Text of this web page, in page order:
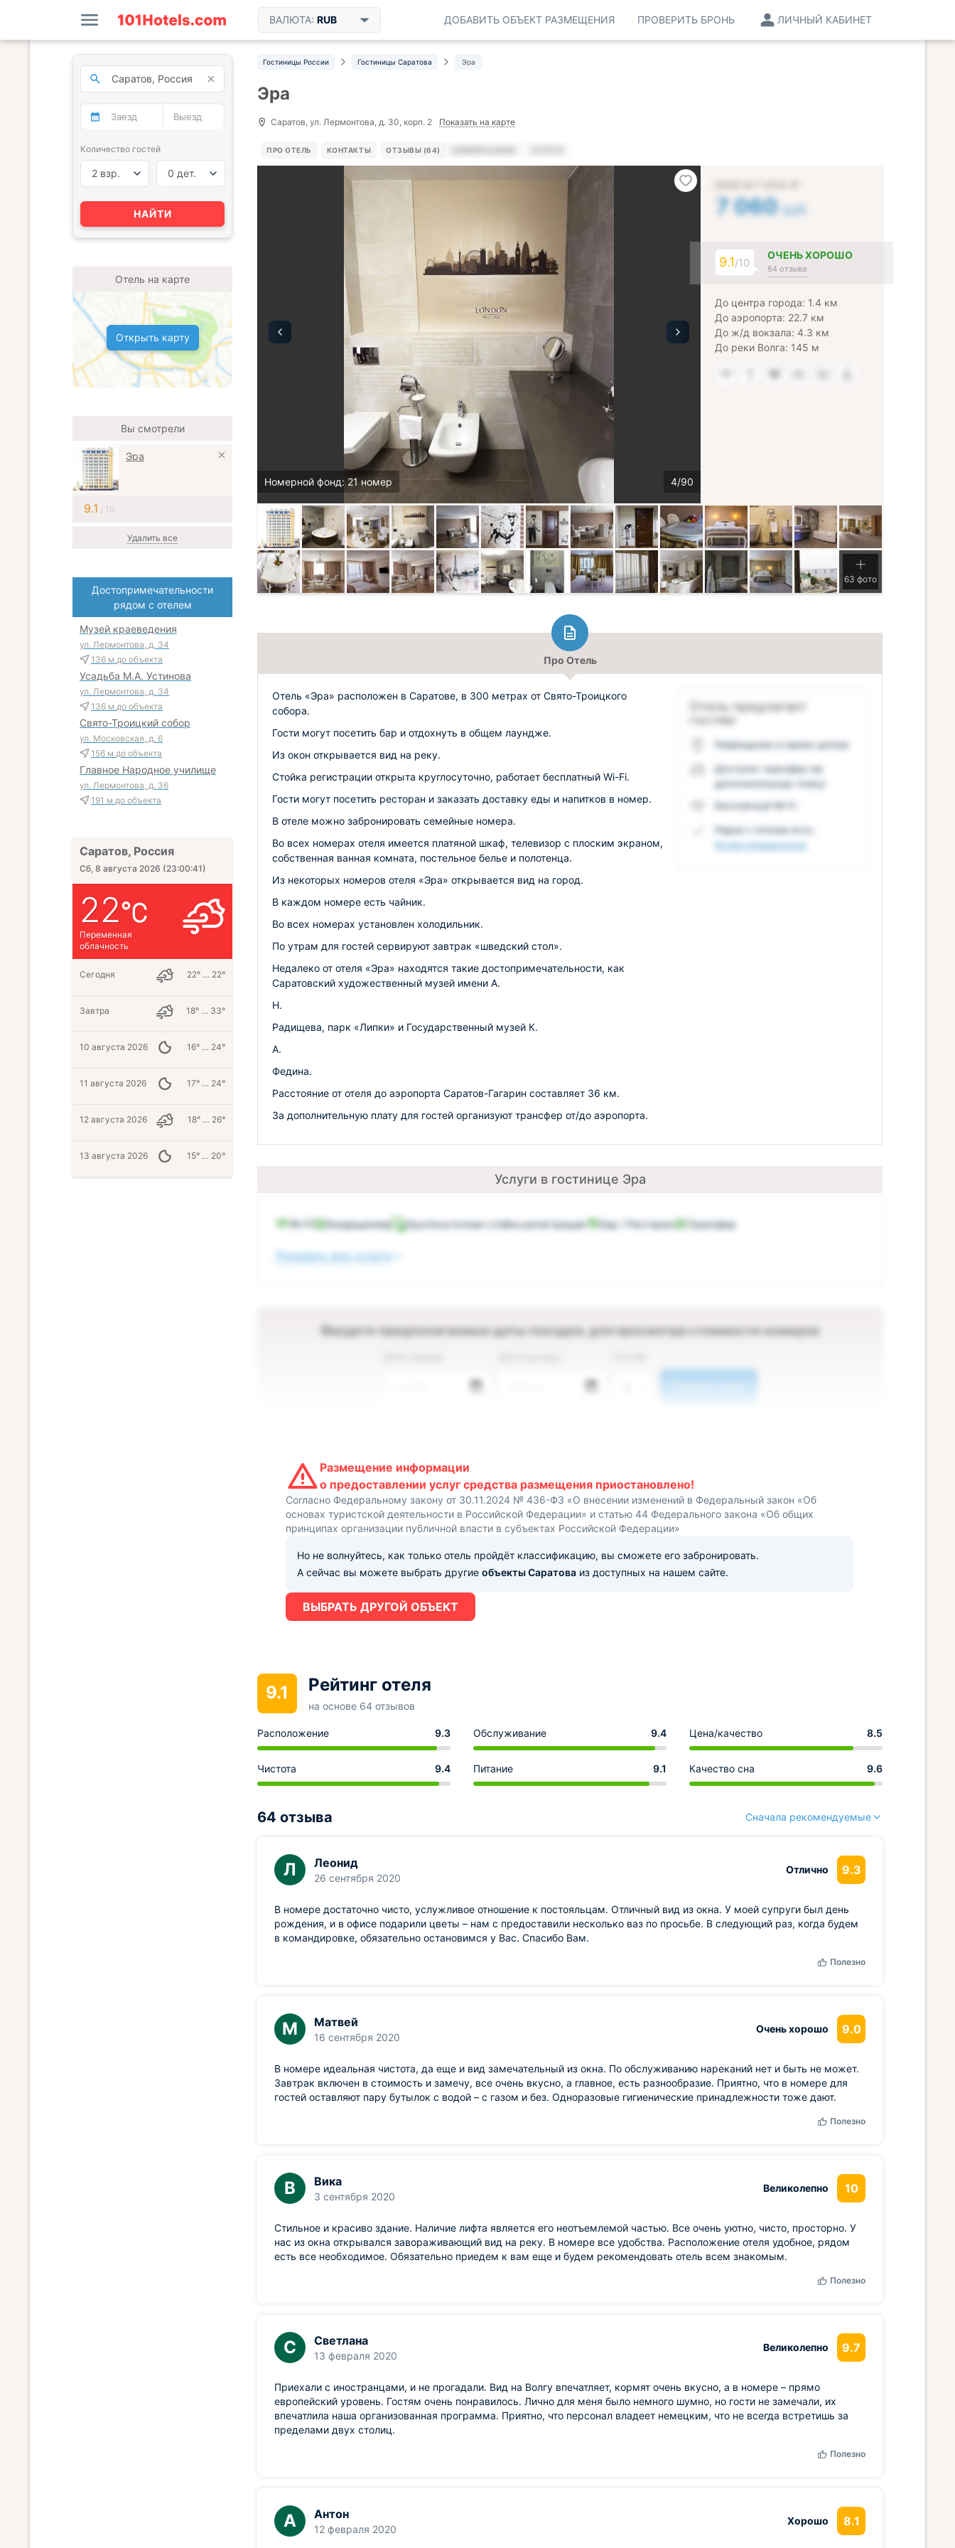
ВАЛЮТА: RUB ЛИЧНЫЙ КАБИНЕТ
ПРОВЕРИТЬ БРОНЬ
ДОБАВИТЬ ОБЪЕКТ РАЗМЕЩЕНИЯ
Гостиницы России Гостиницы Саратова Эра
Эра
Саратов, ул. Лермонтова, д. 30, корп. 2 Показать на карте
ПРО ОТЕЛЬ КОНТАКТЫ ОТЗЫВЫ (64)
Номерной фонд: 21 номер
7 060 руб.
9.1/10
ОЧЕНЬ ХОРОШО
64 отзыва
До центра города: 1.4 км
До аэропорта: 22.7 км
До ж/д вокзала: 4.3 км
До реки Волга: 145 м
63 фото
Про Отель
Отель предлагает
гостям:
Размещение в самом центре
Доступен трансфер (за
дополнительную плату)
Бесплатный Wi-Fi
Рядом с отелем есть:
Музей краеведения
Отель «Эра» расположен в Саратове, в 300 метрах от Свято-Троицкого
собора.
Гости могут посетить бар и отдохнуть в общем лаундже.
Из окон открывается вид на реку.
Стойка регистрации открыта круглосуточно, работает бесплатный Wi-Fi.
Гости могут посетить ресторан и заказать доставку еды и напитков в номер.
В отеле можно забронировать семейные номера.
Во всех номерах отеля имеется платяной шкаф, телевизор с плоским экраном,
собственная ванная комната, постельное белье и полотенца.
Из некоторых номеров отеля «Эра» открывается вид на город.
В каждом номере есть чайник.
Во всех номерах установлен холодильник.
По утрам для гостей сервируют завтрак «шведский стол».
Недалеко от отеля «Эра» находятся такие достопримечательности, как
Саратовский художественный музей имени А.
Н.
Радищева, парк «Липки» и Государственный музей К.
А.
Федина.
Расстояние от отеля до аэропорта Саратов-Гагарин составляет 36 км.
За дополнительную плату для гостей организуют трансфер от/до аэропорта.
Услуги в гостинице Эра
Wi-Fi Кондиционер Круглосуточная стойка регистрации Бар / Ресторан Трансфер
Показать все услуги
Введите предполагаемые даты поездки, для просмотра стоимости номеров
Размещение информации
о предоставлении услуг средства размещения приостановлено!
Согласно Федеральному закону от 30.11.2024 № 436-ФЗ «О внесении изменений в Федеральный закон «Об
основах туристской деятельности в Российской Федерации» и статью 44 Федерального закона «Об общих
принципах организации публичной власти в субъектах Российской Федерации»
Но не волнуйтесь, как только отель пройдёт классификацию, вы сможете его забронировать.
А сейчас вы можете выбрать другие объекты Саратова из доступных на нашем сайте.
ВЫБРАТЬ ДРУГОЙ ОБЪЕКТ
9.1 Рейтинг отеля
на основе 64 отзывов
Расположение 9.3 Обслуживание 9.4 Цена/качество 8.5
Чистота 9.4 Питание 9.1 Качество сна 9.6
64 отзыва Сначала рекомендуемые
Л Леонид
26 сентября 2020
Отлично 9.3
В номере достаточно чисто, услужливое отношение к постояльцам. Отличный вид из окна. У моей супруги был день
рождения, и в офисе подарили цветы – нам с предоставили несколько ваз по просьбе. В следующий раз, когда будем
в командировке, обязательно остановимся у Вас. Спасибо Вам.
Полезно
М Матвей
16 сентября 2020
Очень хорошо 9.0
В номере идеальная чистота, да еще и вид замечательный из окна. По обслуживанию нареканий нет и быть не может.
Завтрак включен в стоимость и замечу, все очень вкусно, а главное, есть разнообразие. Приятно, что в номере для
гостей оставляют пару бутылок с водой – с газом и без. Одноразовые гигиенические принадлежности тоже дают.
Полезно
В Вика
3 сентября 2020
Великолепно 10
Стильное и красиво здание. Наличие лифта является его неотъемлемой частью. Все очень уютно, чисто, просторно. У
нас из окна открывался завораживающий вид на реку. В номере все удобства. Расположение отеля удобное, рядом
есть все необходимое. Обязательно приедем к вам еще и будем рекомендовать отель всем знакомым.
Полезно
С Светлана
13 февраля 2020
Великолепно 9.7
Приехали с иностранцами, и не прогадали. Вид на Волгу впечатляет, кормят очень вкусно, а в номере – прямо
европейский уровень. Гостям очень понравилось. Лично для меня было немного шумно, но гости не замечали, их
впечатлила наша организованная программа. Приятно, что персонал владеет немецким, что не всегда встретишь за
пределами двух столиц.
Полезно
А Антон
12 февраля 2020
Хорошо 8.1
Количество гостей
2 взр. 0 дет.
НАЙТИ
Отель на карте
Открыть карту
Вы смотрели
Эра
9.1 / 10
Удалить все
Достопримечательности
рядом с отелем
Музей краеведения
ул. Лермонтова, д. 34
136 м до объекта
Усадьба М.А. Устинова
ул. Лермонтова, д. 34
136 м до объекта
Свято-Троицкий собор
ул. Московская, д. 6
156 м до объекта
Главное Народное училище
ул. Лермонтова, д. 36
191 м до объекта
Саратов, Россия
Сб, 8 августа 2026 (23:00:42)
22
Переменная
облачность
Сегодня 22° … 22°
Завтра 18° … 33°
10 августа 2026 16° … 24°
11 августа 2026 17° … 24°
12 августа 2026 18° … 26°
13 августа 2026 15° … 20°